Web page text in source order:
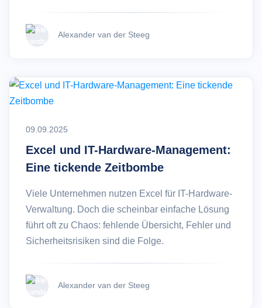
Alexander van der Steeg
09.09.2025
Excel und IT-Hardware-Management:
Eine tickende Zeitbombe
Viele Unternehmen nutzen Excel für IT-Hardware-
Verwaltung. Doch die scheinbar einfache Lösung
führt oft zu Chaos: fehlende Übersicht, Fehler und
Sicherheitsrisiken sind die Folge.
Alexander van der Steeg